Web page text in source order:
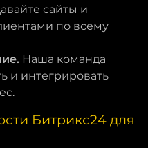
сайты и
по всему
Наша команда
и интегрировать
Битрикс24 для